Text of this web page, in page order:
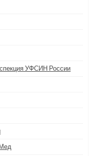
УФСИН России